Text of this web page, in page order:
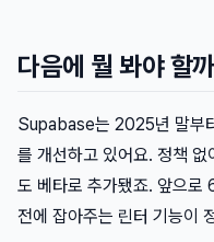
다음에 뭘 봐야 할
Supabase는 2025년 말부
를 개선하고 있어요. 정책
도 베타로 추가됐죠. 앞으로
전에 잡아주는 린터 기능이